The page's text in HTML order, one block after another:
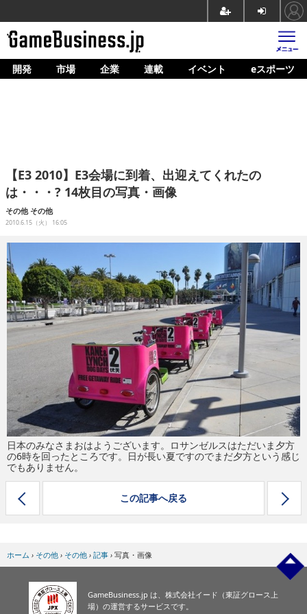
ホーム
企業動向
人材育成
連載
イベント/セミナー
eスポーツ
開発 市場 企業 連載 イベント eスポーツ
【E3 2010】E3会場に到着、出迎えてくれたの
は・・・? 14枚目の写真・画像
その他 その他
2010.6.15（火） 16:05
日本のみなさまおはようございます。ロサンゼルスはただいま夕方
の6時を回ったところです。日が長い夏ですのでまだ夕方という感じ
でもありません。
この記事へ戻る
ホーム › その他 › その他 › 記事 › 写真・画像
GameBusiness.jp は、株式会社イード（東証グロース上
場）の運営するサービスです。